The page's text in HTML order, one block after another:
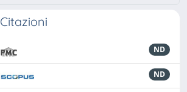
Citazioni
ND
ND